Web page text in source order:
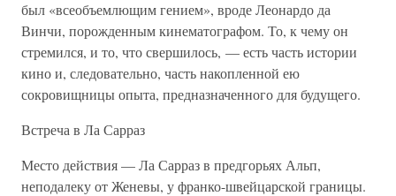
был «всеобъемлющим гением», вроде Леонардо да
Винчи, порожденным кинематографом. То, к чему он
стремился, и то, что свершилось, — есть часть истории
кино и, следовательно, часть накопленной ею
сокровищницы опыта, предназначенного для будущего.
Встреча в Ла Сарраз
Место действия — Ла Сарраз в предгорьях Альп,
неподалеку от Женевы, у франко-швейцарской границы.